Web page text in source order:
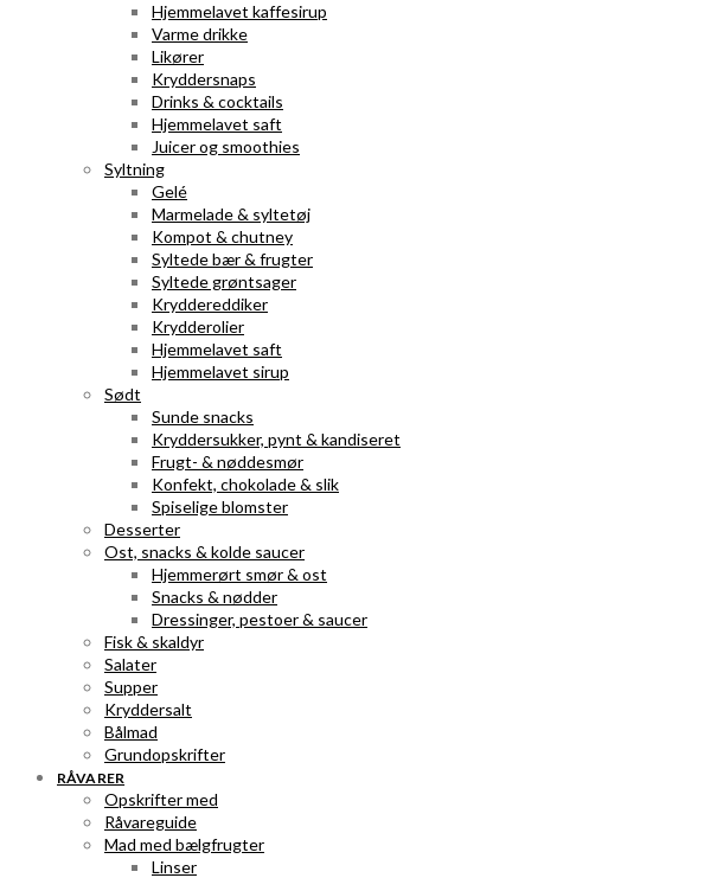
Hjemmelavet kaffesirup
Varme drikke
Likører
Kryddersnaps
Drinks & cocktails
Hjemmelavet saft
Juicer og smoothies
Syltning
Gelé
Marmelade & syltetøj
Kompot & chutney
Syltede bær & frugter
Syltede grøntsager
Kryddereddiker
Krydderolier
Hjemmelavet saft
Hjemmelavet sirup
Sødt
Sunde snacks
Kryddersukker, pynt & kandiseret
Frugt- & nøddesmør
Konfekt, chokolade & slik
Spiselige blomster
Desserter
Ost, snacks & kolde saucer
Hjemmerørt smør & ost
Snacks & nødder
Dressinger, pestoer & saucer
Fisk & skaldyr
Salater
Supper
Kryddersalt
Bålmad
Grundopskrifter
RÅVARER
Opskrifter med
Råvareguide
Mad med bælgfrugter
Linser